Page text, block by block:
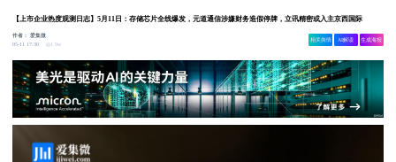
【上市企业热度观测日志】5月11日：存储芯片全线爆发，元道通信涉嫌财务造假停牌，立讯精密或入主京西国际
作者：爱集微
05-11 17:30
1.9w
相关舆情 AI解读 生成海报